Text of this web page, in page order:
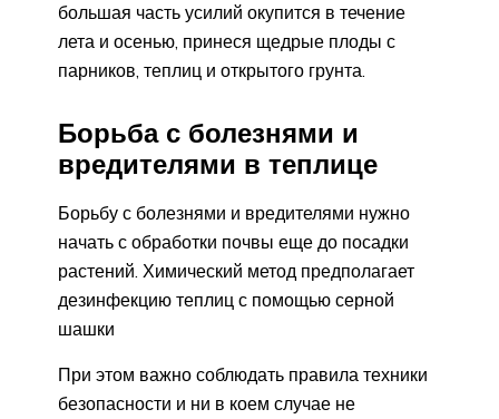
большая часть усилий окупится в течение
лета и осенью, принеся щедрые плоды с
парников, теплиц и открытого грунта.
Борьба с болезнями и
вредителями в теплице
Борьбу с болезнями и вредителями нужно
начать с обработки почвы еще до посадки
растений. Химический метод предполагает
дезинфекцию теплиц с помощью серной
шашки
При этом важно соблюдать правила техники
безопасности и ни в коем случае не